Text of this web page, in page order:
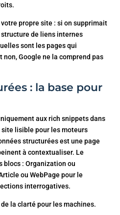
propre site : si on supprimait
de liens internes
sont les pages qui
non, Google ne la comprend pas
: la base pour
aux rich snippets dans
lisible pour les moteurs
structurées est une page
à contextualiser. Le
: Organization ou
ou WebPage pour le
interrogatives.
de la clarté pour les machines.